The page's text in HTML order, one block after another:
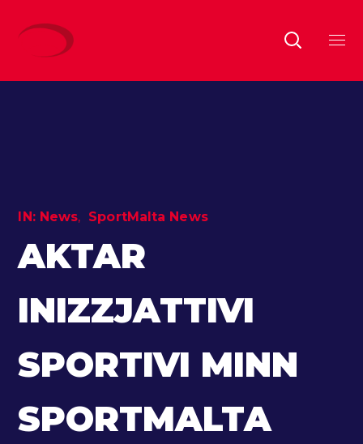
IN: News SportMalta News
AKTAR
INIZZJATTIVI
SPORTIVI MINN
SPORTMALTA